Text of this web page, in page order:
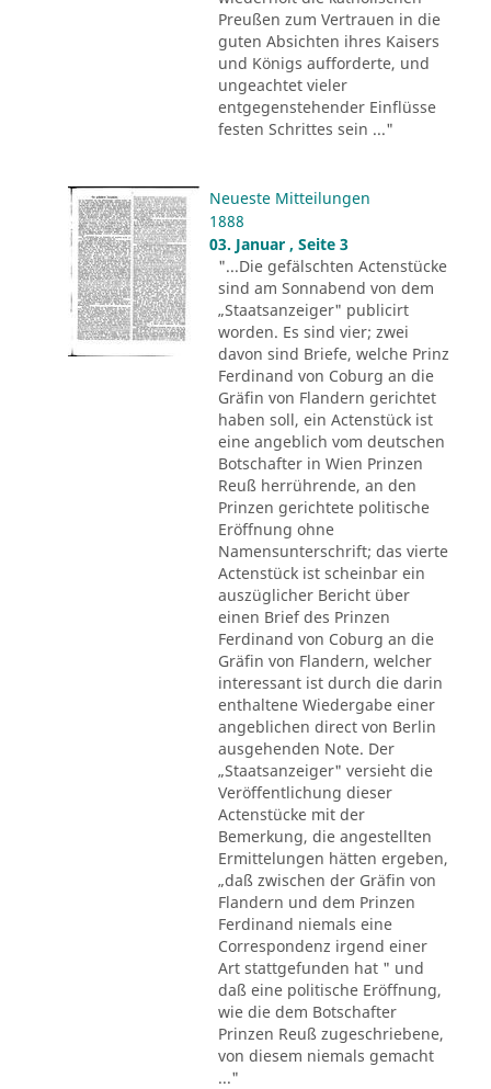
Preußen zum Vertrauen in die
guten Absichten ihres Kaisers
und Königs aufforderte, und
ungeachtet vieler
entgegenstehender Einflüsse
festen Schrittes sein ..."
Neueste Mitteilungen
1888
03. Januar , Seite 3
"...Die gefälschten Actenstücke
sind am Sonnabend von dem
„Staatsanzeiger" publicirt
worden. Es sind vier; zwei
davon sind Briefe, welche Prinz
Ferdinand von Coburg an die
Gräfin von Flandern gerichtet
haben soll, ein Actenstück ist
eine angeblich vom deutschen
Botschafter in Wien Prinzen
Reuß herrührende, an den
Prinzen gerichtete politische
Eröffnung ohne
Namensunterschrift; das vierte
Actenstück ist scheinbar ein
auszüglicher Bericht über
einen Brief des Prinzen
Ferdinand von Coburg an die
Gräfin von Flandern, welcher
interessant ist durch die darin
enthaltene Wiedergabe einer
angeblichen direct von Berlin
ausgehenden Note. Der
„Staatsanzeiger" versieht die
Veröffentlichung dieser
Actenstücke mit der
Bemerkung, die angestellten
Ermittelungen hätten ergeben,
„daß zwischen der Gräfin von
Flandern und dem Prinzen
Ferdinand niemals eine
Correspondenz irgend einer
Art stattgefunden hat " und
daß eine politische Eröffnung,
wie die dem Botschafter
Prinzen Reuß zugeschriebene,
von diesem niemals gemacht
..."